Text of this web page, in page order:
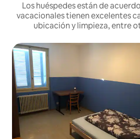
Los huéspedes están de
vacacionales tienen excelentes
ubicación y limpieza, entre